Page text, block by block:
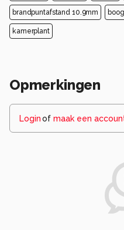
brandpuntafstand 10.9mm boog
kamerplant
Opmerkingen
Loginof maak een